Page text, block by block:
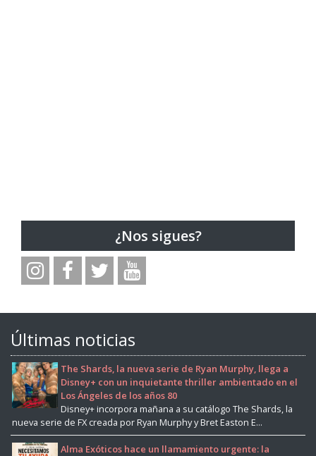
¿Nos sigues?
Últimas noticias
The Shards, la nueva serie de Ryan Murphy, llega a
Disney+ con un inquietante thriller ambientado en el
Los Ángeles de los años 80
Disney+ incorpora mañana a su catálogo The Shards, la
nueva serie de FX creada por Ryan Murphy y Bret Easton E...
Alma Exóticos hace un llamamiento urgente: la